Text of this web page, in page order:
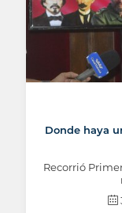
Donde haya
Recorrió